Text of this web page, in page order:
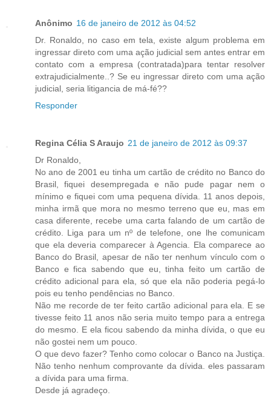
Anônimo 16 de janeiro de 2012 às 04:52
Dr. Ronaldo, no caso em tela, existe algum problema em
ingressar direto com uma ação judicial sem antes entrar em
contato com a empresa (contratada)para tentar resolver
extrajudicialmente..? Se eu ingressar direto com uma ação
judicial, seria litigancia de má-fé??
Responder
Regina Célia S Araujo 21 de janeiro de 2012 às 09:37
Dr Ronaldo,
No ano de 2001 eu tinha um cartão de crédito no Banco do
Brasil, fiquei desempregada e não pude pagar nem o
mínimo e fiquei com uma pequena dívida. 11 anos depois,
minha irmã que mora no mesmo terreno que eu, mas em
casa diferente, recebe uma carta falando de um cartão de
crédito. Liga para um nº de telefone, one lhe comunicam
que ela deveria comparecer à Agencia. Ela comparece ao
Banco do Brasil, apesar de não ter nenhum vínculo com o
Banco e fica sabendo que eu, tinha feito um cartão de
crédito adicional para ela, só que ela não poderia pegá-lo
pois eu tenho pendências no Banco.
Não me recorde de ter feito cartão adicional para ela. E se
tivesse feito 11 anos não seria muito tempo para a entrega
do mesmo. E ela ficou sabendo da minha dívida, o que eu
não gostei nem um pouco.
O que devo fazer? Tenho como colocar o Banco na Justiça.
Não tenho nenhum comprovante da dívida. eles passaram
a dívida para uma firma.
Desde já agradeço.